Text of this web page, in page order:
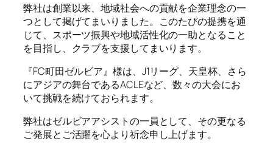
弊社は創業以来、地域社会への貢献を企業理念の一
つとして掲げてまいりました。このたびの提携を通
じて、スポーツ振興や地域活性化の一助となること
を目指し、クラブを支援してまいります。
『FC町田ゼルビア』様は、J1リーグ、天皇杯、さら
にアジアの舞台であるACLEなど、数々の大会にお
いて挑戦を続けておられます。
弊社はゼルビアアシストの一員として、その更なる
ご発展とご活躍を心より祈念申し上げます。